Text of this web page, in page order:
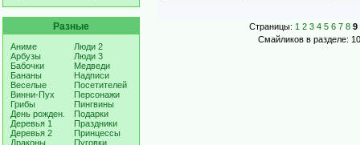
Разные
Аниме
Арбузы
Бабочки
Бананы
Веселые
Винни-Пух
Грибы
День рожден.
Деревья 1
Деревья 2
Драконы
Люди 2
Люди 3
Медведи
Надписи
Посетителей
Персонажи
Пингвины
Подарки
Праздники
Принцессы
Пуговки
Страницы: 1 2 3 4 5 6 7 8 9
Смайликов в разделе: